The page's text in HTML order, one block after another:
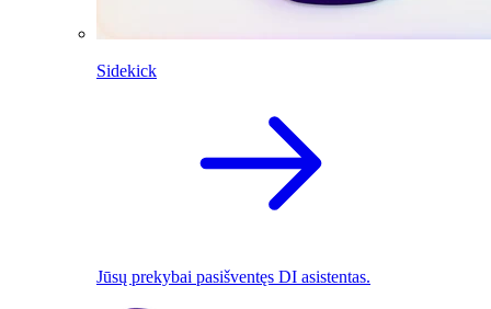
Sidekick
Jūsų prekybai pasišventęs DI asistentas.